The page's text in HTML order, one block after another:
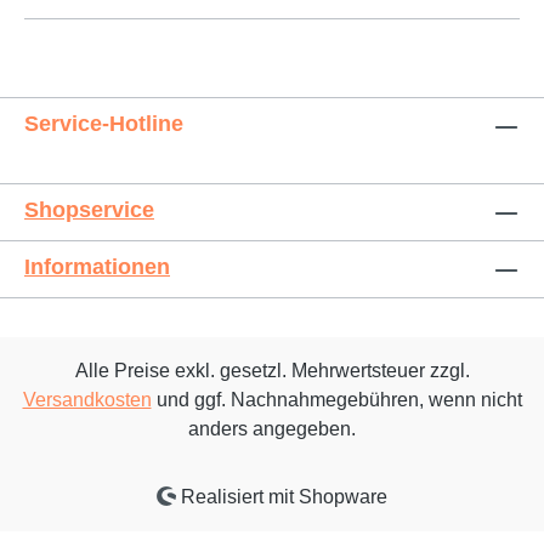
Service-Hotline
Shopservice
Informationen
Alle Preise exkl. gesetzl. Mehrwertsteuer zzgl.
Versandkosten und ggf. Nachnahmegebühren, wenn nicht
anders angegeben.
Realisiert mit Shopware